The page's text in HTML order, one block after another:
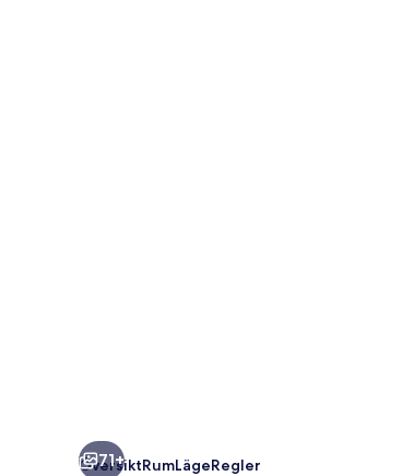
71+
ÖversiktRumLägeRegler